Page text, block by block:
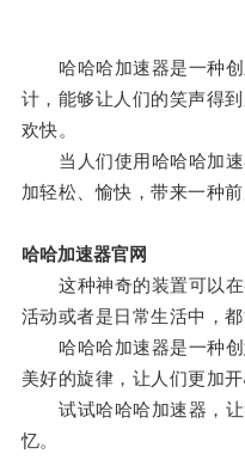
哈哈哈加速器是一种创
计，能够让人们的笑声得
欢快。
当人们使用哈哈哈加速
加轻松、愉快，带来一种前
哈哈加速器官网
这种神奇的装置可以在
活动或者是日常生活中，
哈哈哈加速器是一种创
美好的旋律，让人们更加开
试试哈哈哈加速器，让
忆。